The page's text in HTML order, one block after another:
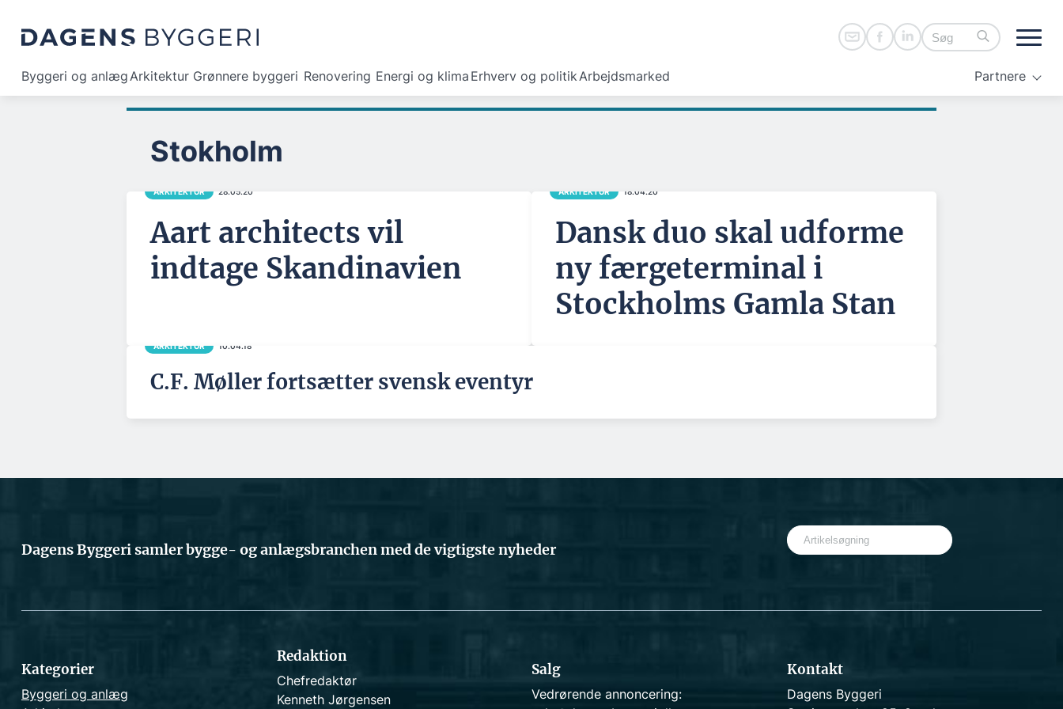
Byggeri og anlægArkitektur Grønnere byggeri Renovering Energi og klima Erhverv og politikArbejdsmarked Partnere
Stokholm
ARKITEKTUR 28.05.20
Aart architects vil
indtage Skandinavien
ARKITEKTUR 18.04.20
Dansk duo skal udforme
ny færgeterminal i
Stockholms Gamla Stan
ARKITEKTUR 10.04.18
C.F. Møller fortsætter svensk eventyr
Dagens Byggeri samler bygge- og anlægsbranchen med de vigtigste nyheder
S
e
c
Kategorier
Byggeri og anlæg
Redaktion
Chefredaktør
Kenneth Jørgensen
Salg
Vedrørende annoncering:
Kontakt
Dagens Byggeri